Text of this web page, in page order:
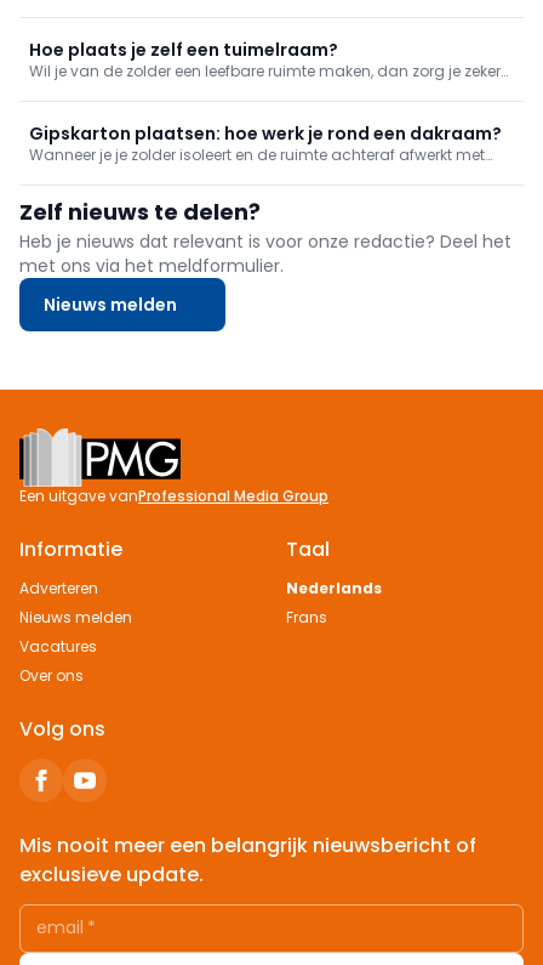
deze klus, op de afwerking van het dakvlakraam.
Hoe plaats je zelf een tuimelraam?
Wil je van de zolder een leefbare ruimte maken, dan zorg je zeker
luchtcirculatie op zolder.
Gipskarton plaatsen: hoe werk je rond een dakraam?
Wanneer je je zolder isoleert en de ruimte achteraf afwerkt met
Zelf nieuws te delen?
Heb je nieuws dat relevant is voor onze redactie? Deel het
met ons via het meldformulier.
Nieuws melden
Footer
Een uitgave vanProfessional Media Group
Informatie
Adverteren
Nieuws melden
Vacatures
Over ons
Taal
Nederlands
Frans
Volg ons
Mis nooit meer een belangrijk nieuwsbericht of
exclusieve update.
email *